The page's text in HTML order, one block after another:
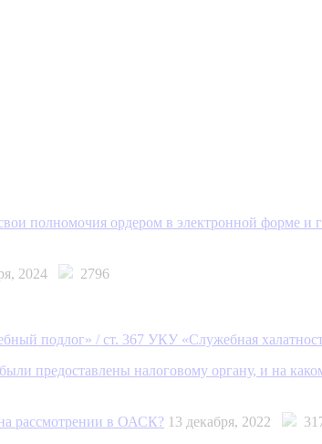
полномочия ордером в электронной форме
2024 2796
подлог» / ст. 367 УКУ «Служебная
предоставлены налоговому органу, и на
рассмотрении в ОАСК? 13 декабря, 2022